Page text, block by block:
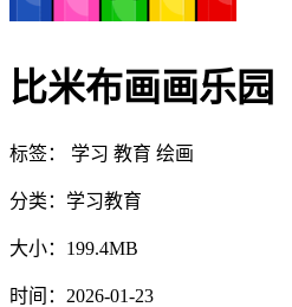
比米布画画乐园
标签： 学习 教育 绘画
分类： 学习教育
大小： 199.4MB
时间： 2026-01-23